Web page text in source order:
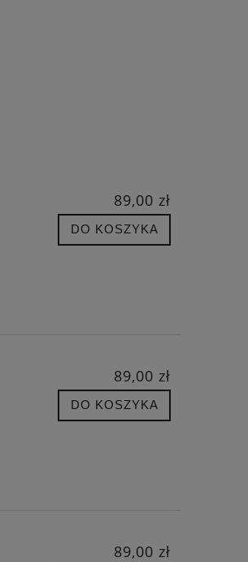
89,00 zł
DO KOSZYKA
89,00 zł
DO KOSZYKA
89,00 zł